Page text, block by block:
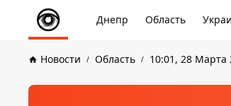
Днепр Область
Новости Область 10:01, 28 Марта